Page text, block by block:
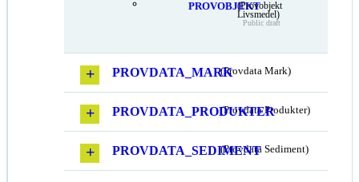
PROVOBJEKT(Provobjekt
Livsmedel)
Public draft
PROVDATA_MARK(Provdata Mark)
PROVDATA_PRODUKTER
(Provdata Produkter)
PROVDATA_SEDIMENT(Provdata Sediment)